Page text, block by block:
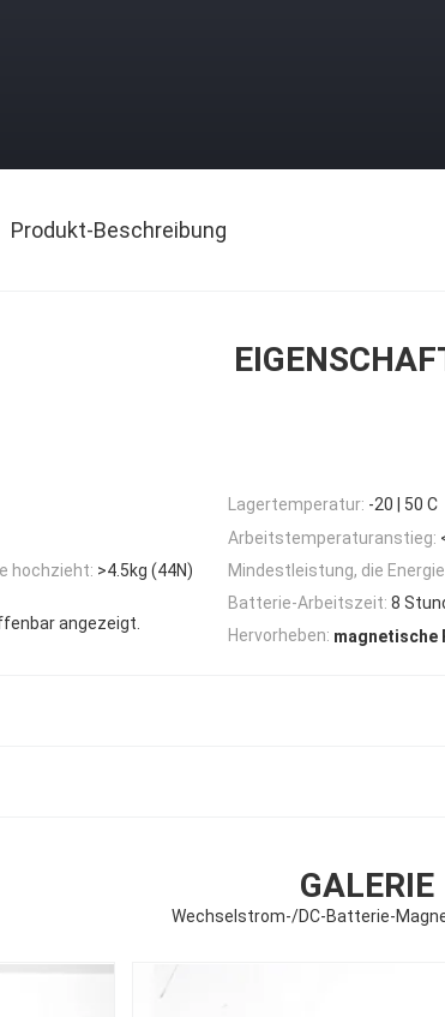
Produkt-Beschreibung
Lagertemperatur: -20 | 50 C
Arbeitstemperaturanstieg:
hochzieht: >4.5kg (44N) Mindestleistung, die
angezeigt.
Batterie-Arbeitszeit: 8
Hervorheben: magnetische
GALERIE
Wechselstrom-/DC-Batterie-